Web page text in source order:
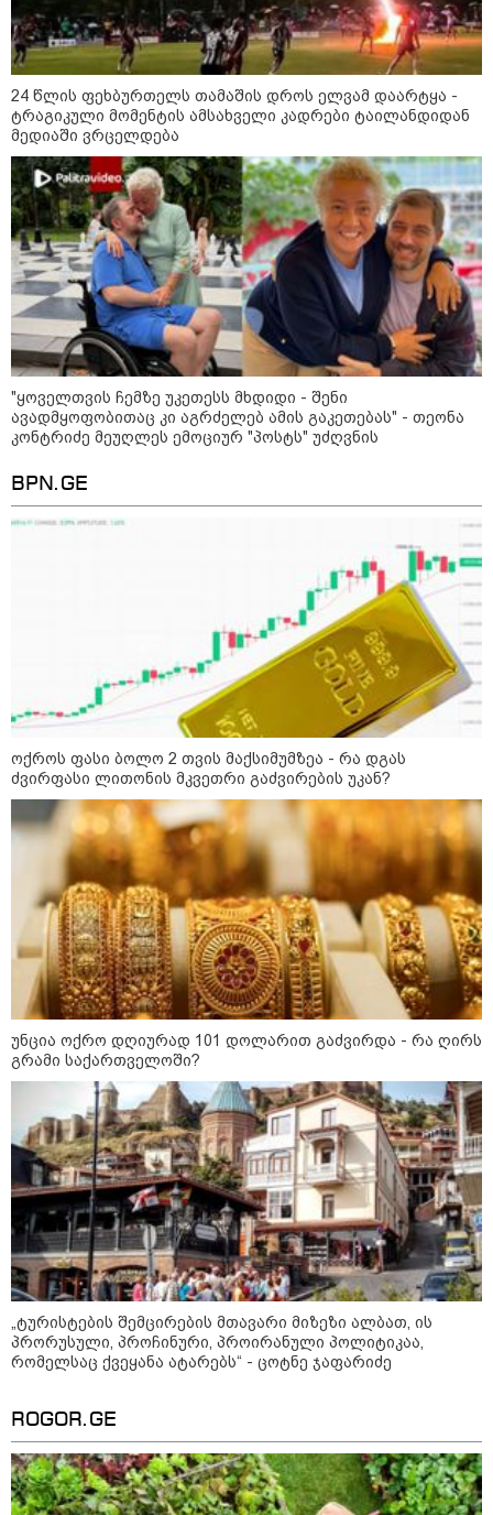
11:17 / 08-08-2026
არშემდგარი ქორწინება 15 წლით უფროს
ქართველთან - ალინა კაბაევას
საიდუმლო ცხოვრება: როგორ
გამოიყურებოდა ის პლასტიკურ
ოპერაციებამდე
14:20 / 08-08-2026
"ქალაქი დავთმე, მაგრამ
ქალურობა - არა. ვერ იჯერებენ
ფერმერი თუ ვარ" - როგორ
ცხოვრობს ახალგაზრდა ქალი,
"ბავშვობიდან ასე ვარ..
ფანატიკურად ვარ შეყვარებული
საქართველოზე" - გაიცანით
მარტინ გუიმჯიანი, ქართულ
ენასა და საქართველოზე
შეყვარებული სომეხი ბიჭი
23:15 / 07-08-2026
ამოუცნობი ანომალიური
მოვლენები - ტრამპის
ადმინისტრაციამ “UFO”- ს
ფაილების მორიგი პაკეტი
გამოაქვეყნა
22:30 / 07-08-2026
ინტერნეტში ამაღელვებელი
კადრები ვრცელდება - როგორ
გადაარჩინა 56 წლის კაცმა
ბავშვები აბობოქრებულ ზღვაში
დახრჩობას
კატეგორიის ყველა სიახლე
"არის პოლარიზაციის კიდევ უფრო
გაღრმავების საფრთხე და ...“
"გონებაში ვალაგებდი, ეს ამბავი
პირველად ვისთვის მეთქვა, ვის
უნდა ჩავექოლე“
ახლა გითხარით“
24 წლის ფეხბურთელს თამაშის დროს ელვამ დაარტყა -
ტრაგიკული მომენტის ამსახველი კადრები ტაილანდიდან
მედიაში ვრცელდება
"ყოველთვის ჩემზე უკეთესს მხდიდი - შენი
ავადმყოფობითაც კი აგრძელებ ამის გაკეთებას" - თეონა
კონტრიძე მეუღლეს ემოციურ "პოსტს" უძღვნის
BPN.GE
ოქროს ფასი ბოლო 2 თვის მაქსიმუმზეა - რა დგას
ძვირფასი ლითონის მკვეთრი გაძვირების უკან?
უნცია ოქრო დღიურად 101 დოლარით გაძვირდა - რა ღირს
გრამი საქართველოში?
„ტურისტების შემცირების მთავარი მიზეზი ალბათ, ის
პრორუსული, პროჩინური, პროირანული პოლიტიკაა,
რომელსაც ქვეყანა ატარებს“ - ცოტნე ჯაფარიძე
ROGOR.GE